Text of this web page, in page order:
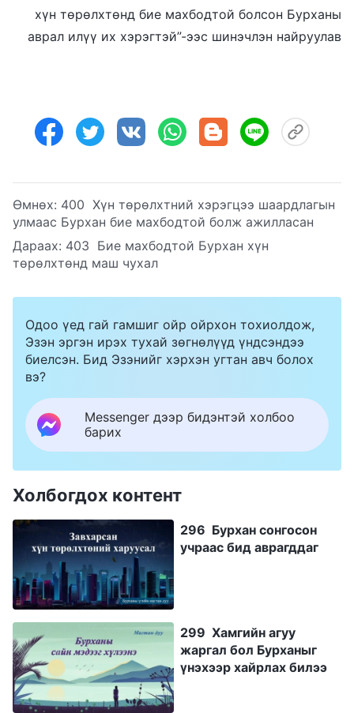
хүн төрөлхтөнд бие махбодтой болсон Бурханы
аврал илүү их хэрэгтэй”-ээс шинэчлэн найруулав
Өмнөх: 400 Хүн төрөлхтний хэрэгцээ шаардлагын
улмаас Бурхан бие махбодтой болж ажилласан
Дараах: 403 Бие махбодтой Бурхан хүн
төрөлхтөнд маш чухал
Одоо үед гай гамшиг ойр ойрхон тохиолдож,
Эзэн эргэн ирэх тухай зөгнөлүүд үндсэндээ
биелсэн. Бид Эзэнийг хэрхэн угтан авч болох
вэ?
Messenger дээр бидэнтэй холбоо
барих
Холбогдох контент
296 Бурхан сонгосон
учраас бид аврагддаг
299 Хамгийн агуу
жаргал бол Бурханыг
үнэхээр хайрлах билээ